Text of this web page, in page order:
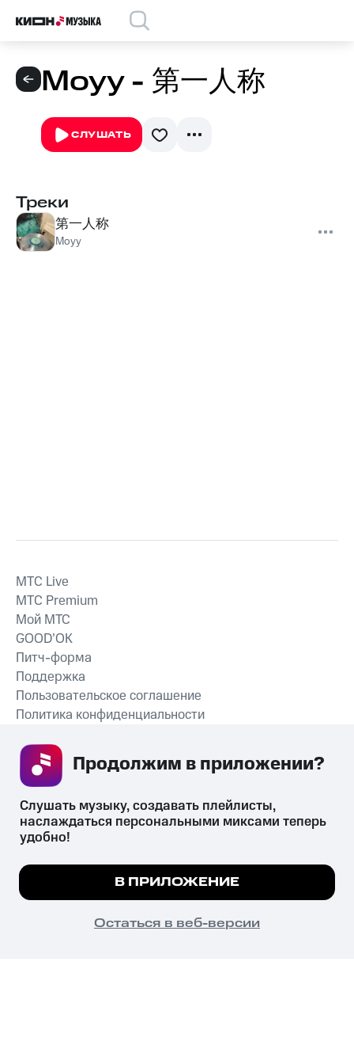
Moyy - 第一人称
СЛУШАТЬ
Треки
第一人称
Moyy
СКАЧАТЬ ПРИЛОЖЕНИЕ
MTС Live
MTС Premium
Мой МТС
GOOD’OK
Питч-форма
Поддержка
Пользовательское соглашение
Политика конфиденциальности
психотропных веществ, их аналогов причиняет вред здоровью,
их незаконный оборот запрещён и влечёт установленную
законодательством ответственность.
© 2026 ООО «КИОН».
Все права защищены
Мы используем куки, чтобы на сайте все
Подробнее
ПОНЯТНО
Слушать музыку, создавать плейлисты,
наслаждаться персональными миксами теперь
удобно!
В ПРИЛОЖЕНИЕ
Остаться в веб-версии